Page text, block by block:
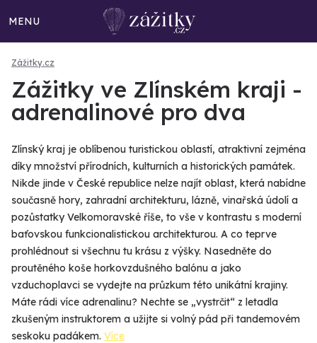
MENU
Zážitky.cz
Zážitky ve Zlínském kraji -
adrenalinové pro dva
Zlínský kraj je oblíbenou turistickou oblastí, atraktivní zejména
díky množství přírodních, kulturních a historických památek.
Nikde jinde v České republice nelze najít oblast, která nabídne
současně hory, zahradní architekturu, lázně, vinařská údolí a
pozůstatky Velkomoravské říše, to vše v kontrastu s moderní
baťovskou funkcionalistickou architekturou. A co teprve
prohlédnout si všechnu tu krásu z výšky. Nasedněte do
proutěného koše horkovzdušného balónu a jako
vzduchoplavci se vydejte na průzkum této unikátní krajiny.
Máte rádi více adrenalinu? Nechte se „vystrčit“ z letadla
zkušeným instruktorem a užijte si volný pád při tandemovém
seskoku padákem. Více